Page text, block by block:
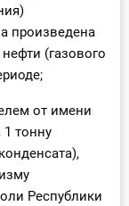
произведена
(газового
от имени
1 тонну
Республики